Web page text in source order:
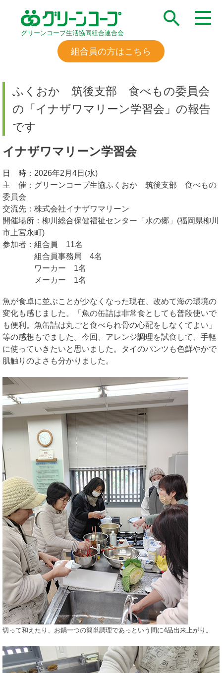
グリーンコープ生活協同組合連合会
組合員の方はこちら
ふくおか 筑後支部 食べもの委員会
の「イナザワマリーン学習会」の報告
です
イナザワマリーン学習会
日 時：2026年2月4日(水)
主 催：グリーンコープ生協ふくおか 筑後支部 食べもの
委員会
交流先：株式会社イナザワマリーン
開催場所：柳川総合保健福祉センター「水の郷」(福岡県柳川
市上宮永町)
参加者：組合員 11名
組合員事務局 4名
ワーカー 1名
メーカー 1名
魚が食卓に並ぶことが少なくなった現在、改めて海の環境の
変化も感じました。「魚の缶詰は非常食としても普段使いで
も便利。魚缶詰は丸ごと食べられ骨の心配をしなくてよい」
等の感想もでました。今回、アレンジ調理を試食して、手軽
に使っていきたいと思いました。タイのパンツも色鮮やかで
肌触りのよさも分かりました。
切って和えたり、お鍋一つの簡単調理であっという間に4品出来上がり。